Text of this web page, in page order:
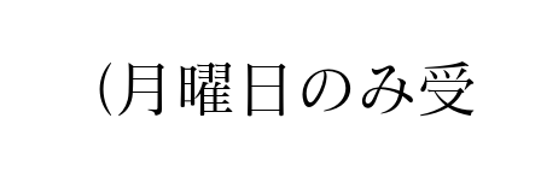
（月曜日のみ受